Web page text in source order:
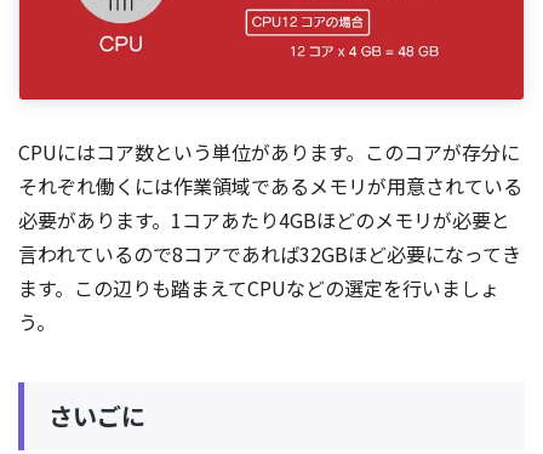
CPUにはコア数という単位があります。このコアが存分に
それぞれ働くには作業領域であるメモリが用意されている
必要があります。1コアあたり4GBほどのメモリが必要と
言われているので8コアであれば32GBほど必要になってき
ます。この辺りも踏まえてCPUなどの選定を行いましょ
う。
さいごに